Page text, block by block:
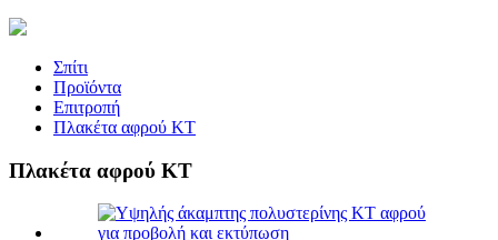
Σπίτι
Προϊόντα
Επιτροπή
Πλακέτα αφρού KT
Πλακέτα αφρού KT